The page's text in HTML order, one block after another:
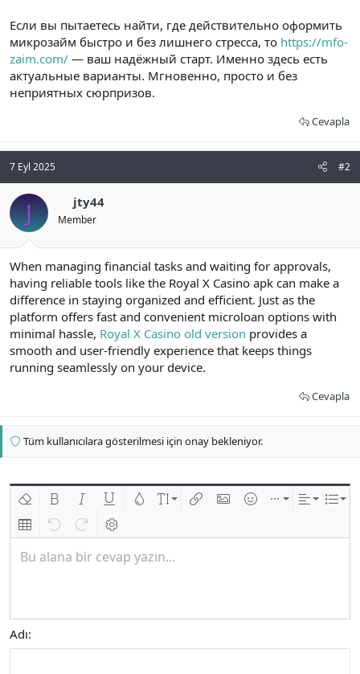
Если вы пытаетесь найти, где действительно оформить
микрозайм быстро и без лишнего стресса, то https://mfo-
zaim.com/ — ваш надёжный старт. Именно здесь есть
актуальные варианты. Мгновенно, просто и без
неприятных сюрпризов.
Cevapla
7 Eyl 2025 #2
J jty44
Member
When managing financial tasks and waiting for approvals,
having reliable tools like the Royal X Casino apk can make a
difference in staying organized and efficient. Just as the
platform offers fast and convenient microloan options with
minimal hassle, Royal X Casino old version provides a
smooth and user-friendly experience that keeps things
running seamlessly on your device.
Cevapla
Tüm kullanıcılara gösterilmesi için onay bekleniyor.
Biçimlendirmeyi kaldır
Kalın Yatık Altını çiz
Bu alana bir cevap yazın...
Adı